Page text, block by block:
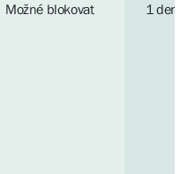
Možné blokovat 1 den